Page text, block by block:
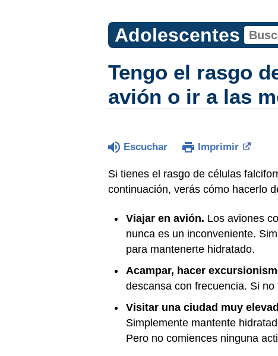
Adolescentes
Tengo el rasgo
avión o ir a las
Escuchar Imprimir
Si tienes el rasgo de células
continuación, verás cómo hacerlo
Viajar en avión. Los aviones
nunca es un inconveniente.
para mantenerte hidratado.
Acampar, hacer
descansa con frecuencia. Si
Visitar una ciudad muy
Simplemente mantente
Pero no comiences ninguna